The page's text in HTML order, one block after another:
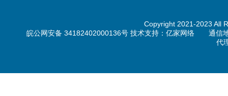
Copyright 2021-2023
皖公网安备 34182402000136号 技术支持：亿家网络 通信
代